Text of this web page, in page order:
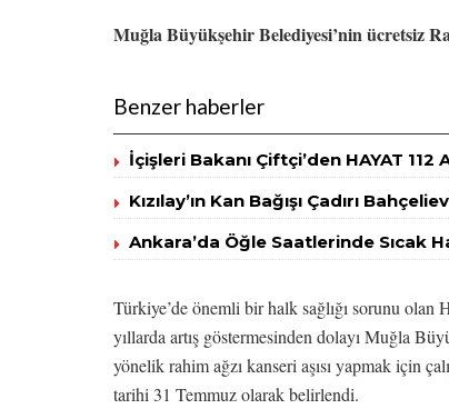
Muğla Büyükşehir Belediyesi’nin ücretsiz
Benzer haberler
İçişleri Bakanı Çiftçi’den HAYAT 112
Kızılay’ın Kan Bağışı Çadırı
Ankara’da Öğle Saatlerinde Sıcak
Türkiye’de önemli bir halk sağlığı sorunu
yıllarda artış göstermesinden dolayı Muğla
yönelik rahim ağzı kanseri aşısı yapmak için
tarihi 31 Temmuz olarak belirlendi.